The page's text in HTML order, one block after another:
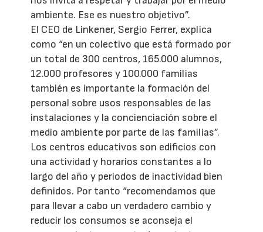
ambiente. Ese es nuestro objetivo”.
El CEO de Linkener, Sergio Ferrer, explica
como “en un colectivo que está formado por
un total de 300 centros, 165.000 alumnos,
12.000 profesores y 100.000 familias
también es importante la formación del
personal sobre usos responsables de las
instalaciones y la concienciación sobre el
medio ambiente por parte de las familias”.
Los centros educativos son edificios con
una actividad y horarios constantes a lo
largo del año y periodos de inactividad bien
definidos. Por tanto “recomendamos que
para llevar a cabo un verdadero cambio y
reducir los consumos se aconseja el